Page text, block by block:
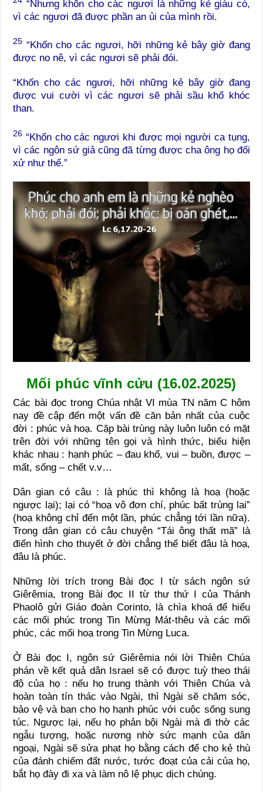
“Nhưng khốn cho các ngươi là những kẻ giàu có,
vì các ngươi đã được phần an ủi của mình rồi.
25 “Khốn cho các ngươi, hỡi những kẻ bây giờ đang
được no nê, vì các ngươi sẽ phải đói.
“Khốn cho các ngươi, hỡi những kẻ bây giờ đang
được vui cười vì các ngươi sẽ phải sầu khổ khóc
than.
26 “Khốn cho các ngươi khi được mọi người ca tụng,
vì các ngôn sứ giả cũng đã từng được cha ông họ đối
xử như thế.”
Mối phúc vĩnh cửu (16.02.2025)
Các bài đọc trong Chúa nhật VI mùa TN năm C hôm
nay đề cập đến một vấn đề căn bản nhất của cuộc
đời : phúc và hoạ. Cặp bài trùng này luôn luôn có mặt
trên đời với những tên gọi và hình thức, biểu hiện
khác nhau : hạnh phúc – đau khổ, vui – buồn, được –
mất, sống – chết v.v…
Dân gian có câu : là phúc thì không là hoạ (hoặc
ngược lại); lại có “hoạ vô đơn chí, phúc bất trùng lai”
(hoạ không chỉ đến một lần, phúc chẳng tới lần nữa).
Trong dân gian có câu chuyện “Tái ông thất mã” là
điển hình cho thuyết ở đời chẳng thể biết đâu là hoạ,
đâu là phúc.
Những lời trích trong Bài đọc I từ sách ngôn sứ
Giêrêmia, trong Bài đọc II từ thư thứ I của Thánh
Phaolô gửi Giáo đoàn Corinto, là chìa khoá để hiểu
các mối phúc trong Tin Mừng Mát-thêu và các mối
phúc, các mối hoạ trong Tin Mừng Luca.
Ở Bài đọc I, ngôn sứ Giêrêmia nói lời Thiên Chúa
phán về kết quả dân Israel sẽ có được tuỳ theo thái
độ của họ : nếu họ trung thành với Thiên Chúa và
hoàn toàn tín thác vào Ngài, thì Ngài sẽ chăm sóc,
bảo vệ và ban cho họ hạnh phúc với cuộc sống sung
túc. Ngược lại, nếu họ phản bội Ngài mà đi thờ các
ngẫu tượng, hoặc nương nhờ sức mạnh của dân
ngoại, Ngài sẽ sửa phạt họ bằng cách để cho kẻ thù
của đánh chiếm đất nước, tước đoạt của cải của họ,
bắt họ đày đi xa và làm nô lệ phục dịch chúng.